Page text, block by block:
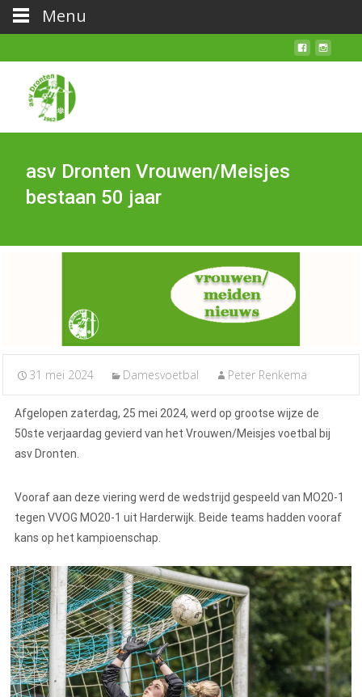
asv Dronten Vrouwen/Meisjes
bestaan 50 jaar
31 mei 2024 Damesvoetbal Peter Renkema
Afgelopen zaterdag, 25 mei 2024, werd op grootse wijze de
50ste verjaardag gevierd van het Vrouwen/Meisjes voetbal bij
asv Dronten.
Vooraf aan deze viering werd de wedstrijd gespeeld van MO20-1
tegen VVOG MO20-1 uit Harderwijk. Beide teams hadden vooraf
kans op het kampioenschap.
Menu